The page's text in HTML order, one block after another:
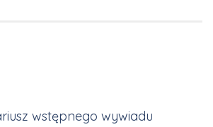
wstępnego wywiadu